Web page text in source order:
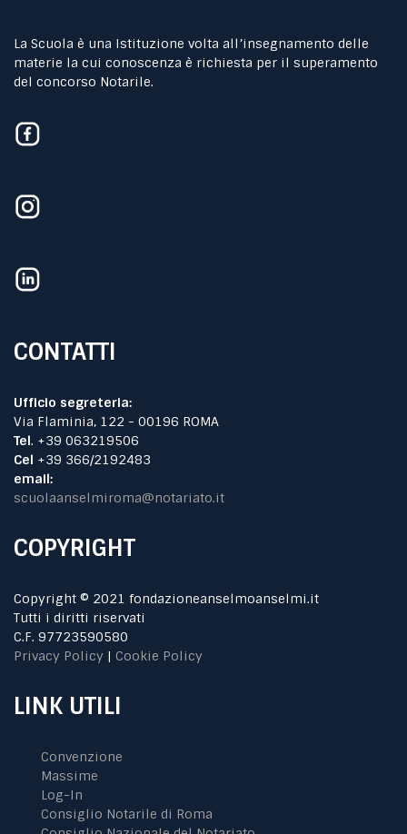
La Scuola è una Istituzione volta all’insegnamento delle
materie la cui conoscenza è richiesta per il superamento
del concorso Notarile.
CONTATTI
Ufficio segreteria:
Via Flaminia, 122 - 00196 ROMA
Tel. +39 063219506
Cel +39 366/2192483
email:
scuolaanselmiroma@notariato.it
COPYRIGHT
Copyright © 2021 fondazioneanselmoanselmi.it
Tutti i diritti riservati
C.F. 97723590580
Privacy Policy | Cookie Policy
LINK UTILI
Convenzione
Massime
Log-In
Consiglio Notarile di Roma